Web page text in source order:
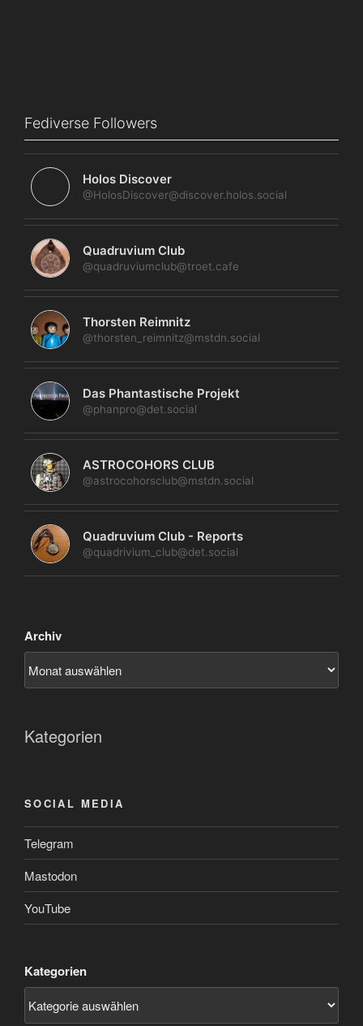
Fediverse Followers
Holos Discover
@HolosDiscover@discover.holos.social
Quadruvium Club
@quadruviumclub@troet.cafe
Thorsten Reimnitz
@thorsten_reimnitz@mstdn.social
Das Phantastische Projekt
@phanpro@det.social
ASTROCOHORS CLUB
@astrocohorsclub@mstdn.social
Quadruvium Club - Reports
@quadrivium_club@det.social
Archiv
Kategorien
SOCIAL MEDIA
Telegram
Mastodon
YouTube
Kategorien